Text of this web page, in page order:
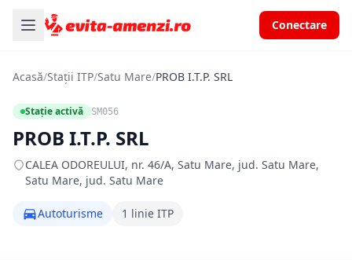
Conectare
Acasă/Stații ITP/Satu Mare/PROB I.T.P. SRL
Stație activă SM056
PROB I.T.P. SRL
CALEA ODOREULUI, nr. 46/A, Satu Mare, jud. Satu Mare,
Satu Mare, jud. Satu Mare
Autoturisme 1 linie ITP